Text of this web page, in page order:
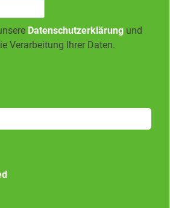
Datenschutzerklärung und
Verarbeitung Ihrer Daten.